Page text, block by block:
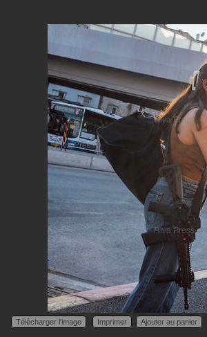
Télécharger l'image Imprimer Ajouter au panier